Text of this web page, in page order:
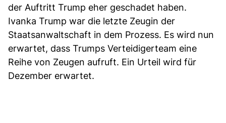
der Auftritt Trump eher geschadet haben.
Ivanka Trump war die letzte Zeugin der
Staatsanwaltschaft in dem Prozess. Es wird nun
erwartet, dass Trumps Verteidigerteam eine
Reihe von Zeugen aufruft. Ein Urteil wird für
Dezember erwartet.